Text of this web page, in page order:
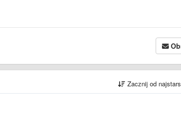
Zacznij od